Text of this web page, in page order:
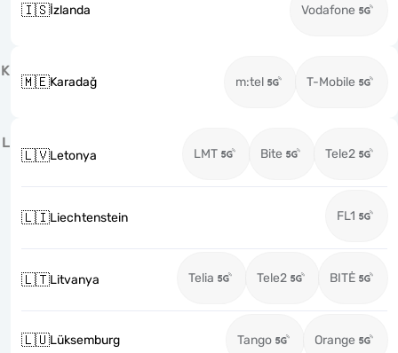
🇮🇸İzlanda Vodafone
K
🇲🇪Karadağ m:tel T-Mobile
L
🇱🇻Letonya LMT Bite Tele2
🇱🇮Liechtenstein FL1
🇱🇹Litvanya Telia Tele2 BITĖ
🇱🇺Lüksemburg Tango Orange